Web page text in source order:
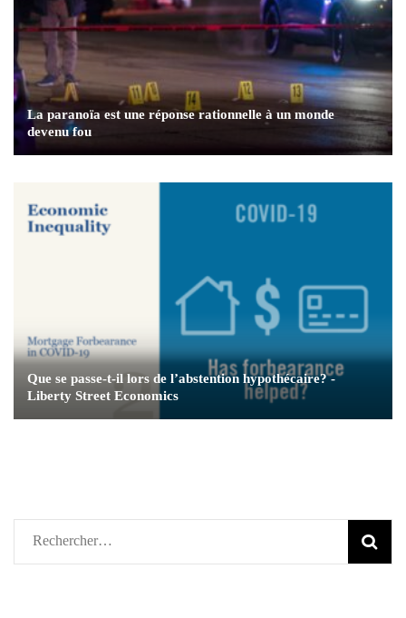
La paranoïa est une réponse rationnelle à un monde
devenu fou
Que se passe-t-il lors de l’abstention hypothécaire? -
Liberty Street Economics
Rechercher :